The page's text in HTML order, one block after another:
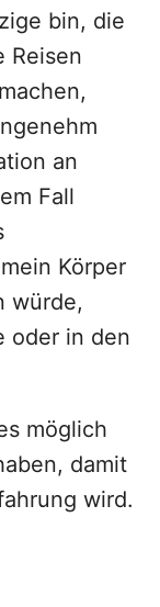
bin, die
Reisen
an
Fall
Körper
würde,
oder in den
möglich
damit
wird.